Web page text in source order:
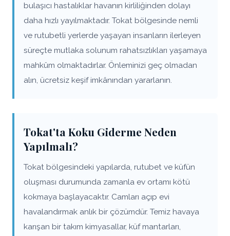
bulaşıcı hastalıklar havanın kirliliğinden dolayı
daha hızlı yayılmaktadır. Tokat bölgesinde nemli
ve rutubetli yerlerde yaşayan insanların ilerleyen
süreçte mutlaka solunum rahatsızlıkları yaşamaya
mahkûm olmaktadırlar. Önleminizi geç olmadan
alın, ücretsiz keşif imkânından yararlanın.
Tokat'ta Koku Giderme Neden
Yapılmalı?
Tokat bölgesindeki yapılarda, rutubet ve küfün
oluşması durumunda zamanla ev ortamı kötü
kokmaya başlayacaktır. Camları açıp evi
havalandırmak anlık bir çözümdür. Temiz havaya
karışan bir takım kimyasallar, küf mantarları,